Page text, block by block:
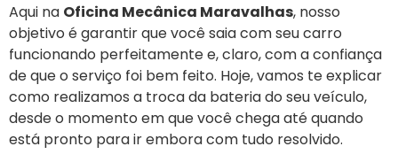
Aqui na Oficina Mecânica Maravalhas, nosso
objetivo é garantir que você saia com seu carro
funcionando perfeitamente e, claro, com a confiança
de que o serviço foi bem feito. Hoje, vamos te explicar
como realizamos a troca da bateria do seu veículo,
desde o momento em que você chega até quando
está pronto para ir embora com tudo resolvido.